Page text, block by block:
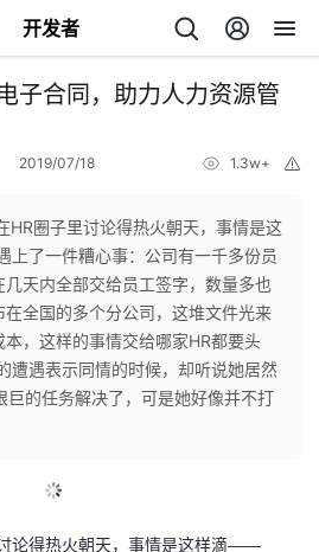
开发者
子合同，助力人力资源管
2019/07/18 1.3w+
HR圈子里讨论得热火朝天，事情是这
了一件糟心事：公司有一千多份员
天内全部交给员工签字，数量多也
全国的多个分公司，这堆文件光来
，这样的事情交给哪家HR都要头
遭遇表示同情的时候，却听说她居然
巨的任务解决了，可是她好像并不打
论得热火朝天，事情是这样滴——